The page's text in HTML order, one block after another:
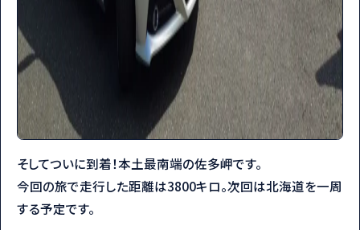
そしてついに到着！本土最南端の佐多岬です。
今回の旅で走行した距離は3800キロ。次回は北海道を一周
する予定です。